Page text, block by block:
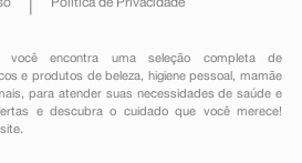
Política de Privacidade
você encontra uma seleção completa de
e produtos de beleza, higiene pessoal ,mamãe
para atender suas necessidades de saúde e
e descubra o cuidado que você merece!